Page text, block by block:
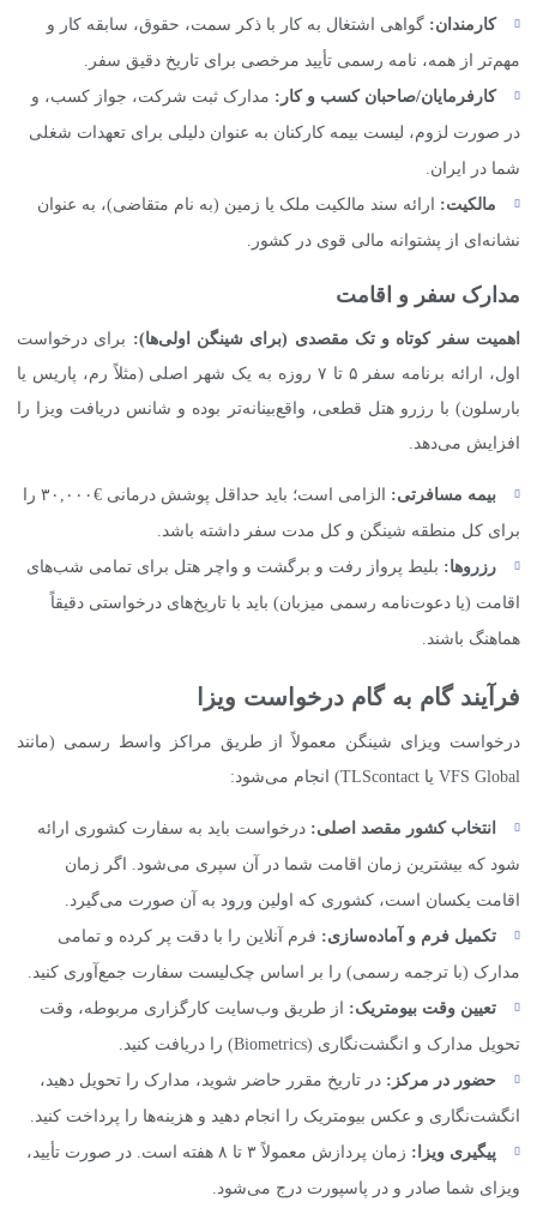
کارمندان: گواهی اشتغال به کار با ذکر سمت، حقوق، سابقه کار و
مهم‌تر از همه، نامه رسمی تأیید مرخصی برای تاریخ دقیق سفر.
کارفرمایان/صاحبان کسب و کار: مدارک ثبت شرکت، جواز کسب، و
در صورت لزوم، لیست بیمه کارکنان به عنوان دلیلی برای تعهدات شغلی
شما در ایران.
مالکیت: ارائه سند مالکیت ملک یا زمین (به نام متقاضی)، به عنوان
نشانه‌ای از پشتوانه مالی قوی در کشور.
مدارک سفر و اقامت
اهمیت سفر کوتاه و تک مقصدی (برای شینگن اولی‌ها): برای درخواست
اول، ارائه برنامه سفر ۵ تا ۷ روزه به یک شهر اصلی (مثلاً رم، پاریس یا
بارسلون) با رزرو هتل قطعی، واقع‌بینانه‌تر بوده و شانس دریافت ویزا را
افزایش می‌دهد.
بیمه مسافرتی:
الزامی است؛ باید حداقل پوشش درمانی €۳۰,۰۰۰ را
برای کل منطقه شینگن و کل مدت سفر داشته باشد.
رزروها: بلیط پرواز رفت و برگشت و واچر هتل برای تمامی شب‌های
اقامت (یا دعوت‌نامه رسمی میزبان) باید با تاریخ‌های درخواستی دقیقاً
هماهنگ باشند.
فرآیند گام به گام درخواست ویزا
درخواست ویزای شینگن معمولاً از طریق مراکز واسط رسمی (مانند
VFS Global یا TLScontact) انجام می‌شود:
انتخاب کشور مقصد اصلی: درخواست باید به سفارت کشوری ارائه
شود که بیشترین زمان اقامت شما در آن سپری می‌شود. اگر زمان
اقامت یکسان است، کشوری که اولین ورود به آن صورت می‌گیرد.
تکمیل فرم و آماده‌سازی: فرم آنلاین را با دقت پر کرده و تمامی
مدارک (با ترجمه رسمی) را بر اساس چک‌لیست سفارت جمع‌آوری کنید.
تعیین وقت بیومتریک: از طریق وب‌سایت کارگزاری مربوطه، وقت
تحویل مدارک و انگشت‌نگاری (Biometrics) را دریافت کنید.
حضور در مرکز: در تاریخ مقرر حاضر شوید، مدارک را تحویل دهید،
انگشت‌نگاری و عکس بیومتریک را انجام دهید و هزینه‌ها را پرداخت کنید.
پیگیری ویزا:
زمان پردازش معمولاً ۳ تا ۸ هفته است. در صورت تأیید،
ویزای شما صادر و در پاسپورت درج می‌شود.